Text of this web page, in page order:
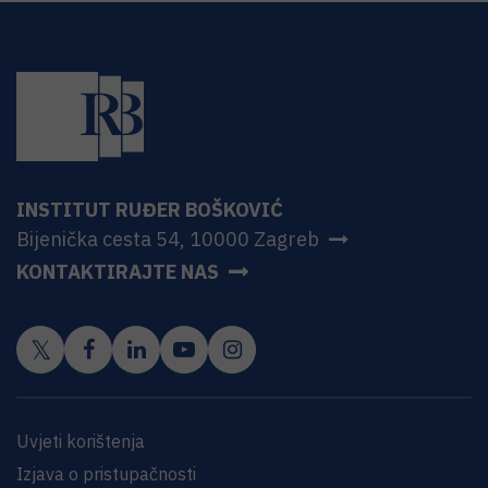
INSTITUT RUĐER BOŠKOVIĆ
Bijenička cesta 54, 10000 Zagreb
KONTAKTIRAJTE NAS
Uvjeti korištenja
Izjava o pristupačnosti